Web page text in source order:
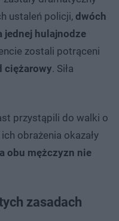
ustaleń policji,dwóch
jednej hulajnodze
zostali potrąceni
ciężarowy. Siła
przystąpili do walki o
obrażenia okazały
obu mężczyzn nie
zasadach